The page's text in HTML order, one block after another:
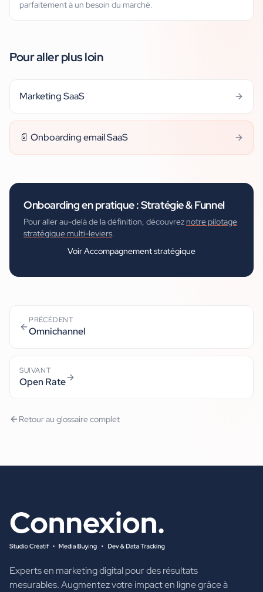
parfaitement à un besoin du marché.
Pour aller plus loin
Marketing SaaS
📄 Onboarding email SaaS
Onboardingen pratique :Stratégie & Funnel
Pour aller au-delà de la définition, découvrez notre pilotage
stratégique multi-leviers.
VoirAccompagnement stratégique
PRÉCÉDENT
Omnichannel
SUIVANT
Open Rate
Retour au glossaire complet
Experts en marketing digital pour des résultats
mesurables. Augmentez votre impact en ligne grâce à